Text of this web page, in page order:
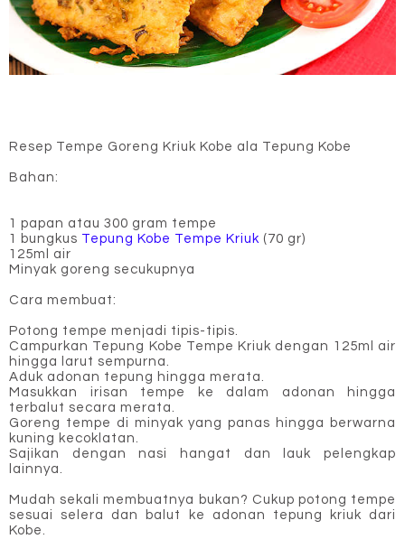
Resep Tempe Goreng Kriuk Kobe ala Tepung Kobe
Bahan:
1 papan atau 300 gram tempe
1 bungkus Tepung Kobe Tempe Kriuk (70 gr)
125ml air
Minyak goreng secukupnya
Cara membuat:
Potong tempe menjadi tipis-tipis.
Campurkan Tepung Kobe Tempe Kriuk dengan 125ml air
hingga larut sempurna.
Aduk adonan tepung hingga merata.
Masukkan irisan tempe ke dalam adonan hingga
terbalut secara merata.
Goreng tempe di minyak yang panas hingga berwarna
kuning kecoklatan.
Sajikan dengan nasi hangat dan lauk pelengkap
lainnya.
Mudah sekali membuatnya bukan? Cukup potong tempe
sesuai selera dan balut ke adonan tepung kriuk dari
Kobe.